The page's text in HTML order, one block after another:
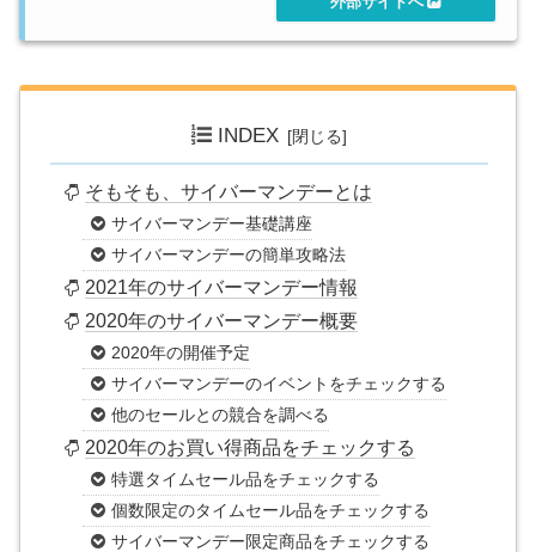
INDEX
そもそも、サイバーマンデーとは
サイバーマンデー基礎講座
サイバーマンデーの簡単攻略法
2021年のサイバーマンデー情報
2020年のサイバーマンデー概要
2020年の開催予定
サイバーマンデーのイベントをチェックする
他のセールとの競合を調べる
2020年のお買い得商品をチェックする
特選タイムセール品をチェックする
個数限定のタイムセール品をチェックする
サイバーマンデー限定商品をチェックする